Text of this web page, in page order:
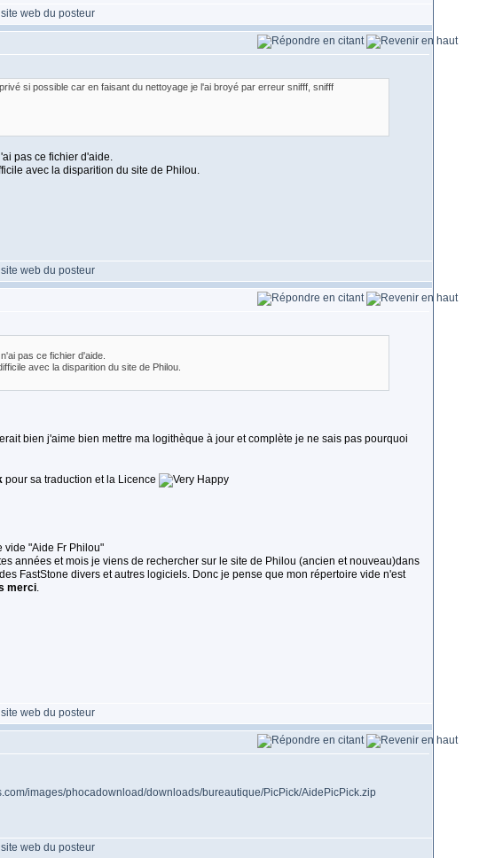
si possible car en faisant du nettoyage je l'ai broyé par erreur snifff, snifff
pas ce fichier d'aide.
avec la disparition du site de Philou.
pas ce fichier d'aide.
avec la disparition du site de Philou.
bien j'aime bien mettre ma logithèque à jour et complète je ne sais pas pourquoi
pour sa traduction et la Licence
vide "Aide Fr Philou"
années et mois je viens de rechercher sur le site de Philou (ancien et nouveau)dans
FastStone divers et autres logiciels. Donc je pense que mon répertoire vide n'est
merci.
images/phocadownload/downloads/bureautique/PicPick/AidePicPick.zip